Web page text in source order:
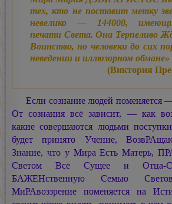
тех, кто не поставит метку
невелико — 144000,
печати Света. Она Терпеливо
Воинство, но человеки до сих
неведении и иллюзорном обмане»
(Виктория
Если сознание людей поменяется
От сознания всё зависит, — как
какие совершаются людьми
будет принято Учение,
Знание, что у Мира Есть Матерь,
Светом Всё Сущее и Отца-
БАЖЕНственную Семью
МиРАвоззрение поменяется на